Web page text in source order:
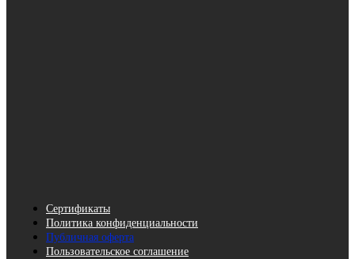
Сертификаты
Политика конфиденциальности
Публичная оферта
Пользовательское соглашение